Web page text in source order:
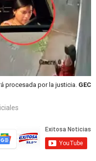
procesada por la justicia. GEC